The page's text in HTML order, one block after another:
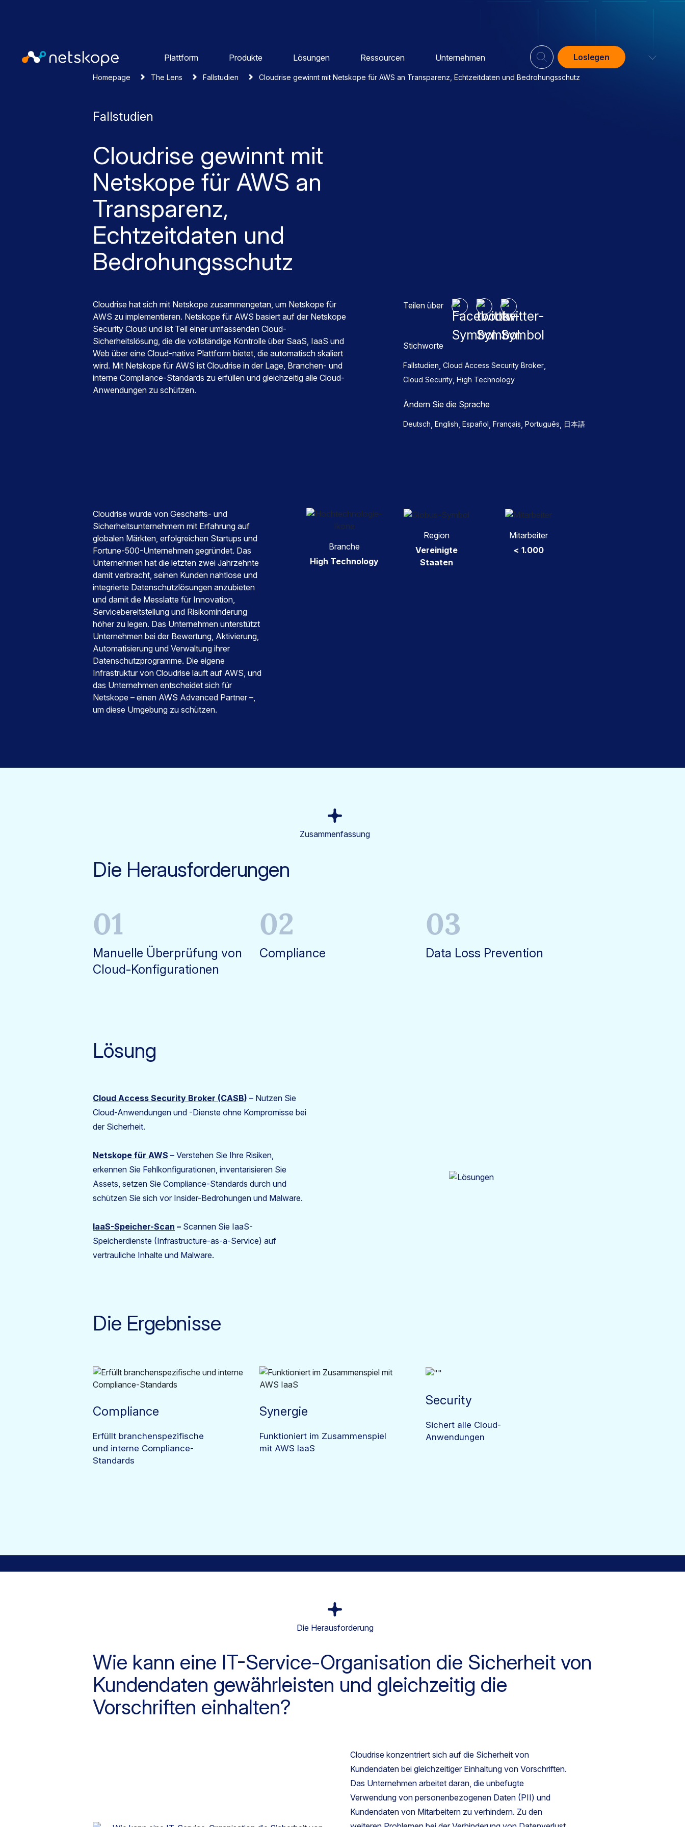
Plattform Produkte Lösungen Ressourcen Unternehmen Loslegen
Homepage The Lens Fallstudien Cloudrise gewinnt mit Netskope für AWS an Transparenz, Echtzeitdaten und Bedrohungsschutz
Fallstudien
Cloudrise gewinnt mit
Netskope für AWS an
Transparenz,
Echtzeitdaten und
Bedrohungsschutz
Cloudrise hat sich mit Netskope zusammengetan, um Netskope für
AWS zu implementieren. Netskope für AWS basiert auf der Netskope
Security Cloud und ist Teil einer umfassenden Cloud-
Sicherheitslösung, die die vollständige Kontrolle über SaaS, IaaS und
Web über eine Cloud-native Plattform bietet, die automatisch skaliert
wird. Mit Netskope für AWS ist Cloudrise in der Lage, Branchen- und
interne Compliance-Standards zu erfüllen und gleichzeitig alle Cloud-
Anwendungen zu schützen.
Teilen über
Stichworte
Fallstudien, Cloud Access Security Broker,
Cloud Security, High Technology
Ändern Sie die Sprache
Deutsch, English, Español, Français, Português, 日本語
Cloudrise wurde von Geschäfts- und
Sicherheitsunternehmern mit Erfahrung auf
globalen Märkten, erfolgreichen Startups und
Fortune-500-Unternehmen gegründet. Das
Unternehmen hat die letzten zwei Jahrzehnte
damit verbracht, seinen Kunden nahtlose und
integrierte Datenschutzlösungen anzubieten
und damit die Messlatte für Innovation,
Servicebereitstellung und Risikominderung
höher zu legen. Das Unternehmen unterstützt
Unternehmen bei der Bewertung, Aktivierung,
Automatisierung und Verwaltung ihrer
Datenschutzprogramme. Die eigene
Infrastruktur von Cloudrise läuft auf AWS, und
das Unternehmen entscheidet sich für
Netskope – einen AWS Advanced Partner –,
um diese Umgebung zu schützen.
Branche
High Technology
Region
Vereinigte
Staaten
Mitarbeiter
< 1.000
Zusammenfassung
Die Herausforderungen
01
Manuelle Überprüfung von
Cloud-Konfigurationen
02
Compliance
03
Data Loss Prevention
Lösung
Cloud Access Security Broker (CASB) – Nutzen Sie
Cloud-Anwendungen und -Dienste ohne Kompromisse bei
der Sicherheit.
Netskope für AWS – Verstehen Sie Ihre Risiken,
erkennen Sie Fehlkonfigurationen, inventarisieren Sie
Assets, setzen Sie Compliance-Standards durch und
schützen Sie sich vor Insider-Bedrohungen und Malware.
IaaS-Speicher-Scan – Scannen Sie IaaS-
Speicherdienste (Infrastructure-as-a-Service) auf
vertrauliche Inhalte und Malware.
Die Ergebnisse
Compliance
Erfüllt branchenspezifische
und interne Compliance-
Standards
Synergie
Funktioniert im Zusammenspiel
mit AWS IaaS
Security
Sichert alle Cloud-
Anwendungen
Die Herausforderung
Wie kann eine IT-Service-Organisation die Sicherheit von
Kundendaten gewährleisten und gleichzeitig die
Vorschriften einhalten?
Cloudrise konzentriert sich auf die Sicherheit von
Kundendaten bei gleichzeitiger Einhaltung von Vorschriften.
Das Unternehmen arbeitet daran, die unbefugte
Verwendung von personenbezogenen Daten (PII) und
Kundendaten von Mitarbeitern zu verhindern. Zu den